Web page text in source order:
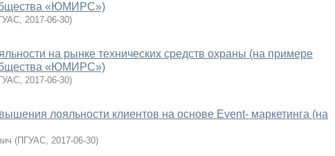
«ЮМИРС»)
, 2017-06-30)
на рынке технических средств охраны (на примере
«ЮМИРС»)
, 2017-06-30)
лояльности клиентов на основе Event- маркетинга (на
(ПГУАС, 2017-06-30)